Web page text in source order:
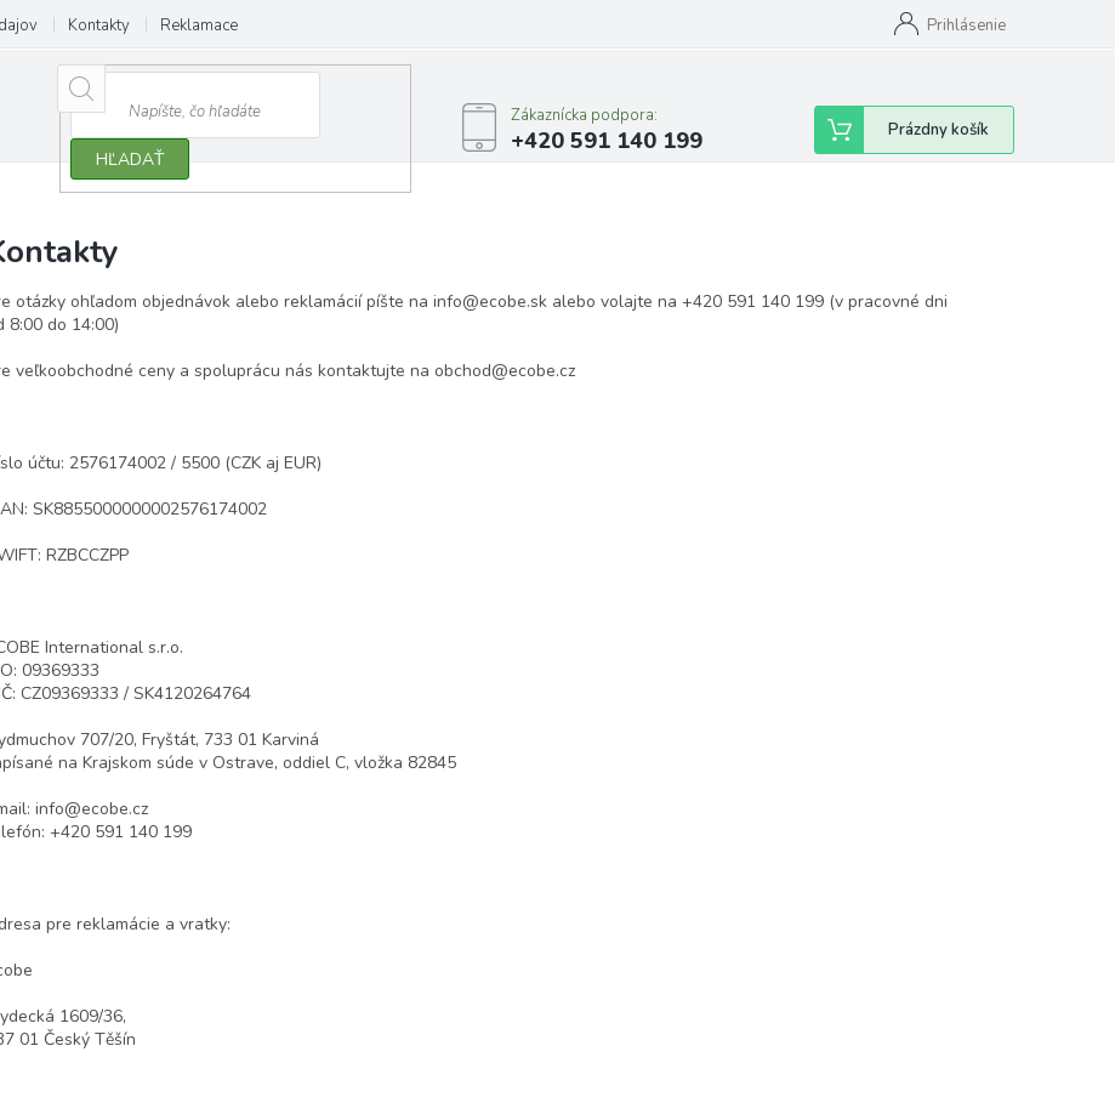
Kontakty Reklamace Prihlásenie
HĽADAŤ
Zákaznícka podpora:
+420 591 140 199
Nákupný
košík
Prázdny košík
otázky ohľadom objednávok alebo reklamácií píšte na info@ecobe.sk alebo volajte na +420 591 140 199 (v pracovné dni
8:00 do 14:00)
veľkoobchodné ceny a spoluprácu nás kontaktujte na obchod@ecobe.cz
účtu: 2576174002 / 5500 (CZK aj EUR)
SK8855000000002576174002
RZBCCZPP
International s.r.o.
09369333
CZ09369333 / SK4120264764
707/20, Fryštát, 733 01 Karviná
na Krajskom súde v Ostrave, oddiel C, vložka 82845
info@ecobe.cz
+420 591 140 199
pre reklamácie a vratky:
1609/36,
01 Český Těšín